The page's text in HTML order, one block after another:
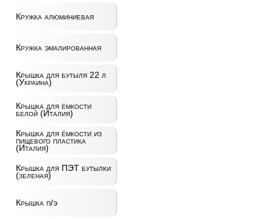
Кружка алюминиевая
Кружка эмалированная
Крышка для бутыля 22 л
(Украина)
Крышка для ёмкости
белой (Италия)
Крышка для ёмкости из
пищевого пластика
(Италия)
Крышка для ПЭТ бутылки
(зеленая)
Крышка п/э